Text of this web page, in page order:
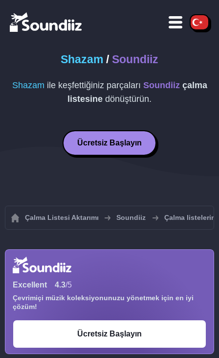
Shazam / Soundiiz
Shazam ile keşfettiğiniz parçaları Soundiizçalma
listesine dönüştürün.
Ücretsiz Başlayın
Çalma Listesi Aktarımı Soundiiz Çalma
Excellent 4.3/5
Çevrimiçi müzik koleksiyonunuzu yönetmek için en iyi
çözüm!
Ücretsiz Başlayın